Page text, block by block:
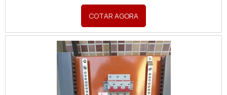
quadro de distribuição de força e luz, com a Pégaso
Soluções Elétricas o cliente poderá contar ótima
qualidade com pagamento acessível.DETALHES
SOBRE QUADR...
COTAR AGORA